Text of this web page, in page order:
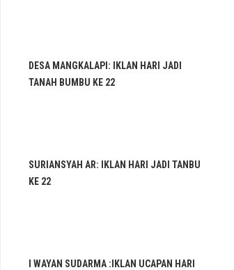
DESA MANGKALAPI: IKLAN HARI JADI
TANAH BUMBU KE 22
SURIANSYAH AR: IKLAN HARI JADI TANBU
KE 22
I WAYAN SUDARMA :IKLAN UCAPAN HARI